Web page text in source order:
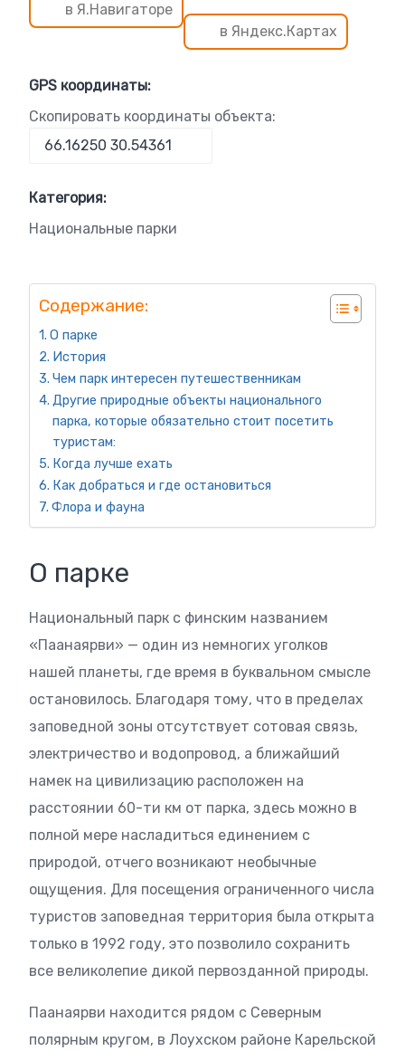
в Я.Навигаторе
в Яндекс.Картах
GPS координаты:
Скопировать координаты объекта:
Категория:
Национальные парки
Содержание:
О парке
История
Чем парк интересен путешественникам
Другие природные объекты национального
парка, которые обязательно стоит посетить
туристам:
Когда лучше ехать
Как добраться и где остановиться
Флора и фауна
О парке
Национальный парк с финским названием
«Паанаярви» — один из немногих уголков
нашей планеты, где время в буквальном смысле
остановилось. Благодаря тому, что в пределах
заповедной зоны отсутствует сотовая связь,
электричество и водопровод, а ближайший
намек на цивилизацию расположен на
расстоянии 60-ти км от парка, здесь можно в
полной мере насладиться единением с
природой, отчего возникают необычные
ощущения. Для посещения ограниченного числа
туристов заповедная территория была открыта
только в 1992 году, это позволило сохранить
все великолепие дикой первозданной природы.
Паанаярви находится рядом с Северным
полярным кругом, в Лоухском районе Карельской